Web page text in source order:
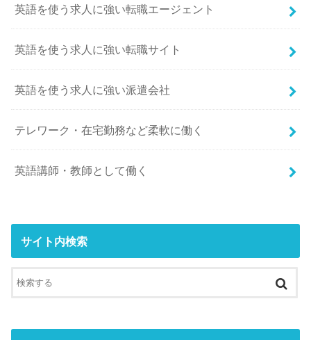
英語を使う求人に強い転職エージェント
英語を使う求人に強い転職サイト
英語を使う求人に強い派遣会社
テレワーク・在宅勤務など柔軟に働く
英語講師・教師として働く
サイト内検索